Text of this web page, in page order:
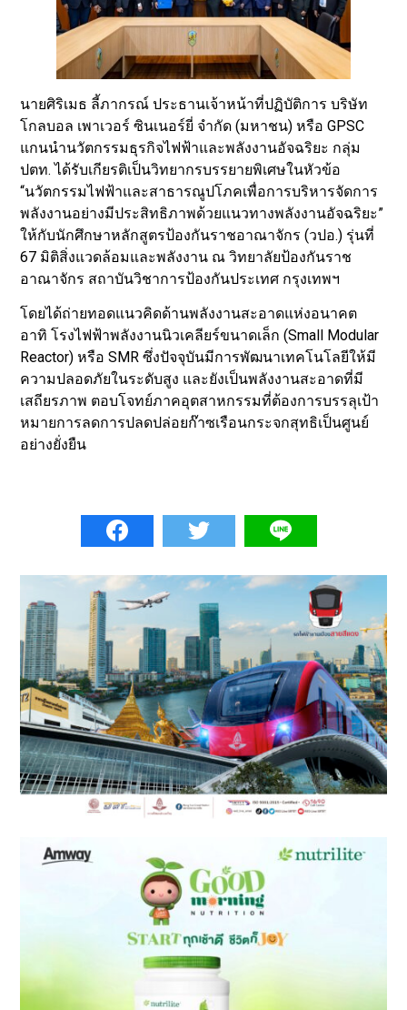
นายศิริเมธ ลี้ภากรณ์ ประธานเจ้าหน้าที่ปฏิบัติการ บริษัท
โกลบอล เพาเวอร์ ซินเนอร์ยี่ จำกัด (มหาชน) หรือ GPSC
แกนนำนวัตกรรมธุรกิจไฟฟ้าและพลังงานอัจฉริยะ กลุ่ม
ปตท. ได้รับเกียรติเป็นวิทยากรบรรยายพิเศษในหัวข้อ
“นวัตกรรมไฟฟ้าและสาธารณูปโภคเพื่อการบริหารจัดการ
พลังงานอย่างมีประสิทธิภาพด้วยแนวทางพลังงานอัจฉริยะ”
ให้กับนักศึกษาหลักสูตรป้องกันราชอาณาจักร (วปอ.) รุ่นที่
67 มิติสิ่งแวดล้อมและพลังงาน ณ วิทยาลัยป้องกันราช
อาณาจักร สถาบันวิชาการป้องกันประเทศ กรุงเทพฯ
โดยได้ถ่ายทอดแนวคิดด้านพลังงานสะอาดแห่งอนาคต
อาทิ โรงไฟฟ้าพลังงานนิวเคลียร์ขนาดเล็ก (Small Modular
Reactor) หรือ SMR ซึ่งปัจจุบันมีการพัฒนาเทคโนโลยีให้มี
ความปลอดภัยในระดับสูง และยังเป็นพลังงานสะอาดที่มี
เสถียรภาพ ตอบโจทย์ภาคอุตสาหกรรมที่ต้องการบรรลุเป้า
หมายการลดการปลดปล่อยก๊าซเรือนกระจกสุทธิเป็นศูนย์
อย่างยั่งยืน